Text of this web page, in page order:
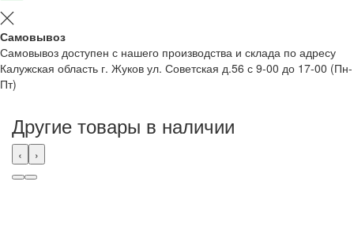
Самовывоз
Самовывоз доступен с нашего производства и склада по адресу
Калужская область г. Жуков ул. Советская д.56 с 9-00 до 17-00 (Пн-
Пт)
Другие товары в наличии
‹ ›